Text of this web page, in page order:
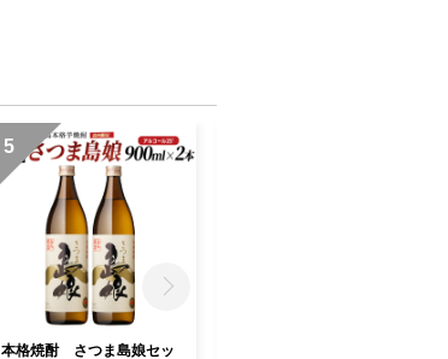
5
本格焼酎 さつま島娘セッ